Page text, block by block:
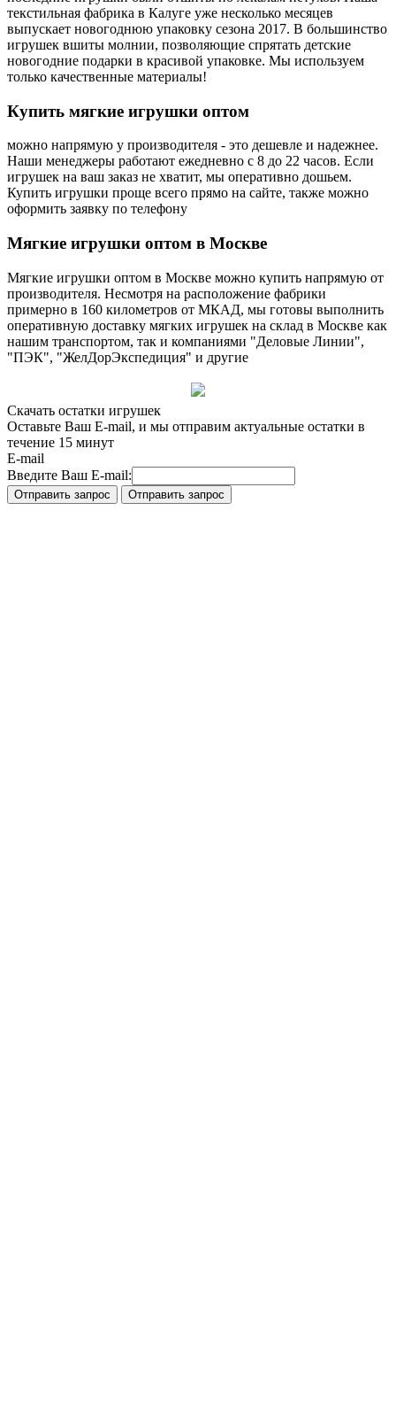
текстильная фабрика в Калуге уже несколько месяцев
выпускает новогоднюю упаковку сезона 2017. В большинство
игрушек вшиты молнии, позволяющие спрятать детские
новогодние подарки в красивой упаковке. Мы используем
только качественные материалы!
Купить мягкие игрушки оптом
можно напрямую у производителя - это дешевле и надежнее.
Наши менеджеры работают ежедневно с 8 до 22 часов. Если
игрушек на ваш заказ не хватит, мы оперативно дошьем.
Купить игрушки проще всего прямо на сайте, также можно
оформить заявку по телефону
Мягкие игрушки оптом в Москве
Мягкие игрушки оптом в Москве можно купить напрямую от
производителя. Несмотря на расположение фабрики
примерно в 160 километров от МКАД, мы готовы выполнить
оперативную доставку мягких игрушек на склад в Москве как
нашим транспортом, так и компаниями "Деловые Линии",
"ПЭК", "ЖелДорЭкспедиция" и другие
Скачать остатки игрушек
Оставьте Ваш E-mail, и мы отправим актуальные остатки в
течение 15 минут
E-mail
Введите Ваш E-mail: